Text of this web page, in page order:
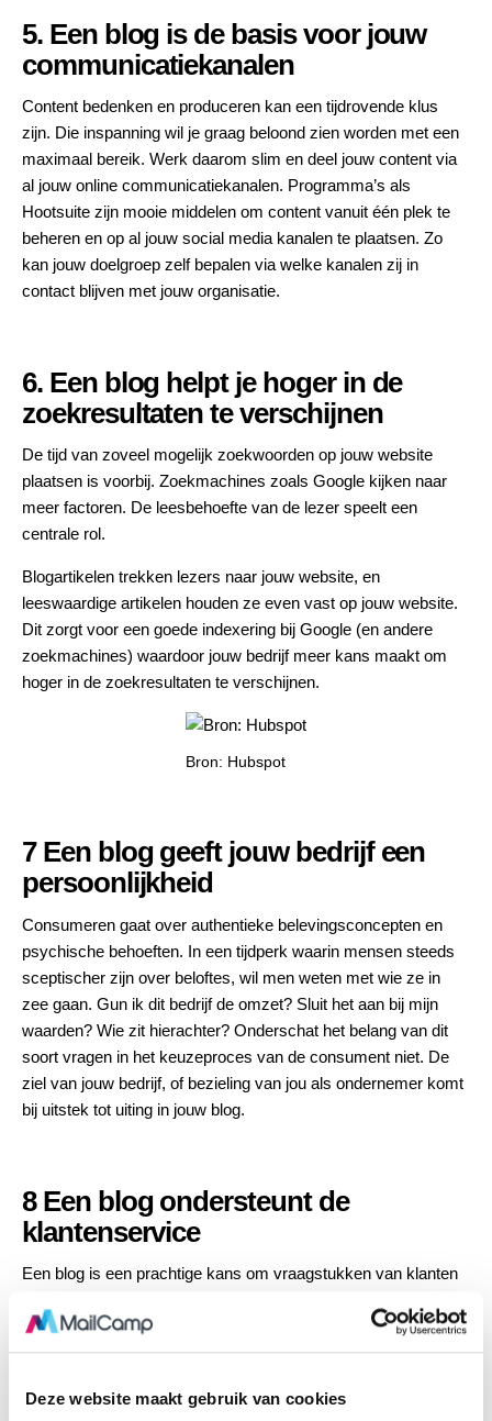
Deze website maakt gebruik van cookies
5. Een blog is de basis voor jouw
communicatiekanalen
Content bedenken en produceren kan een tijdrovende klus
zijn. Die inspanning wil je graag beloond zien worden met een
maximaal bereik. Werk daarom slim en deel jouw content via
al jouw online communicatiekanalen. Programma’s als
Hootsuite zijn mooie middelen om content vanuit één plek te
beheren en op al jouw social media kanalen te plaatsen. Zo
kan jouw doelgroep zelf bepalen via welke kanalen zij in
contact blijven met jouw organisatie.
6. Een blog helpt je hoger in de
zoekresultaten te verschijnen
De tijd van zoveel mogelijk zoekwoorden op jouw website
plaatsen is voorbij. Zoekmachines zoals Google kijken naar
meer factoren. De leesbehoefte van de lezer speelt een
centrale rol.
Blogartikelen trekken lezers naar jouw website, en
leeswaardige artikelen houden ze even vast op jouw website.
Dit zorgt voor een goede indexering bij Google (en andere
zoekmachines) waardoor jouw bedrijf meer kans maakt om
hoger in de zoekresultaten te verschijnen.
Bron: Hubspot
7 Een blog geeft jouw bedrijf een
persoonlijkheid
Consumeren gaat over authentieke belevingsconcepten en
psychische behoeften. In een tijdperk waarin mensen steeds
sceptischer zijn over beloftes, wil men weten met wie ze in
zee gaan. Gun ik dit bedrijf de omzet? Sluit het aan bij mijn
waarden? Wie zit hierachter? Onderschat het belang van dit
soort vragen in het keuzeproces van de consument niet. De
ziel van jouw bedrijf, of bezieling van jou als ondernemer komt
bij uitstek tot uiting in jouw blog.
8 Een blog ondersteunt de
klantenservice
Een blog is een prachtige kans om vraagstukken van klanten
waardoor kanalen als e-mail en telefoon worden ontzien.